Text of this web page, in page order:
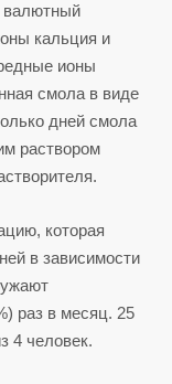
валютный
кальция и
ионы
смола в виде
дней смола
раствором
которая
в зависимости
раз в месяц. 25
4 человек.